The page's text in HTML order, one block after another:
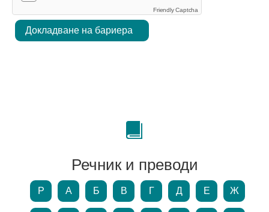
Friendly Captcha
Докладване на бариера
Речник и преводи
P А Б В Г Д Е Ж